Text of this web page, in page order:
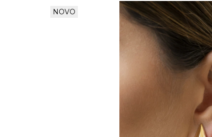
NOVO